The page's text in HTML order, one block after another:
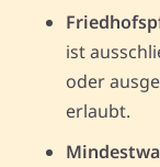
ist
oder
erlaubt.